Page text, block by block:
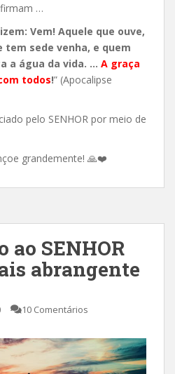
…
Vem! Aquele que ouve,
tem sede venha, e quem
a água da vida. … A graça
todos!” (Apocalipse
pelo SENHOR por meio de
grandemente! 🙏❤️
ao SENHOR
abrangente
10 Comentários